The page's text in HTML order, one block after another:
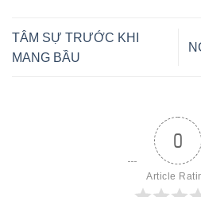
TÂM SỰ TRƯỚC KHI
MANG BẦU
0
Article